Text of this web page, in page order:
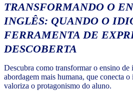
TRANSFORMANDO O
INGLÊS: QUANDO O
FERRAMENTA DE
DESCOBERTA
Descubra como transformar o ensino de
abordagem mais humana, que conecta
valoriza o protagonismo do aluno.